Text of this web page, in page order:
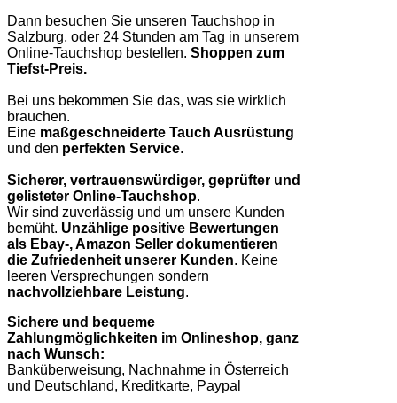
Dann besuchen Sie unseren Tauchshop in
Salzburg, oder 24 Stunden am Tag in unserem
Online-Tauchshop bestellen. Shoppen zum
Tiefst-Preis.
Bei uns bekommen Sie das, was sie wirklich
brauchen.
Eine maßgeschneiderte Tauch Ausrüstung
und den perfekten Service.
Sicherer, vertrauenswürdiger, geprüfter und
gelisteter Online-Tauchshop.
Wir sind zuverlässig und um unsere Kunden
bemüht. Unzählige positive Bewertungen
als Ebay-, Amazon Seller dokumentieren
die Zufriedenheit unserer Kunden. Keine
leeren Versprechungen sondern
nachvollziehbare Leistung.
Sichere und bequeme
Zahlungmöglichkeiten im Onlineshop, ganz
nach Wunsch:
Banküberweisung, Nachnahme in Österreich
und Deutschland, Kreditkarte, Paypal